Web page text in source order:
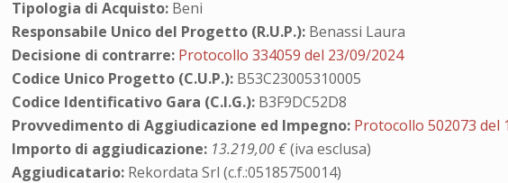
Tipologia di Acquisto: Beni
Responsabile Unico del Progetto (R.U.P.): Benassi Laura
Decisione di contrarre: Protocollo 334059 del 23/09/2024
Codice Unico Progetto (C.U.P.): B53C23005310005
Codice Identificativo Gara (C.I.G.): B3F9DC52D8
Provvedimento di Aggiudicazione ed Impegno: Protocollo 502073 del
Importo di aggiudicazione: 13.219,00 €(iva esclusa)
Aggiudicatario: Rekordata Srl (c.f.:05185750014)